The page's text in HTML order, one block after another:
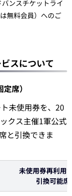
ンスチケットライ
無料会員）へのご
スについて
席）
未使用券を、20
クス主催1軍公式
と引換できま
未使用券再利用
引換可能席